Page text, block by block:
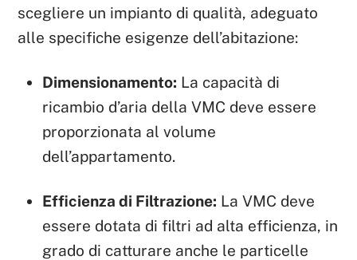
scegliere un impianto di qualità, adeguato
alle specifiche esigenze dell’abitazione:
Dimensionamento: La capacità di
ricambio d’aria della VMC deve essere
proporzionata al volume
dell’appartamento.
Efficienza di Filtrazione: La VMC deve
essere dotata di filtri ad alta efficienza, in
grado di catturare anche le particelle